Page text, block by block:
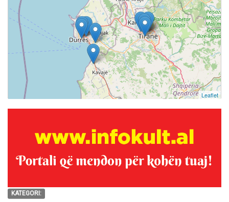
KATEGORI:
Leaflet